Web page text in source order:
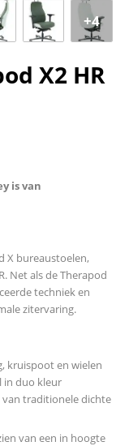
+4
X2 HR
is van
X bureaustoelen,
Net als de Therapod
techniek en
zitervaring.
kruispoot en wielen
in duo kleur
traditionele dichte
van een in hoogte